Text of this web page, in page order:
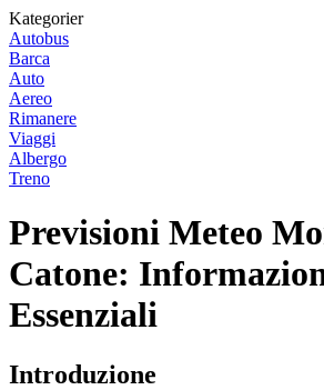
Kategorier
Autobus
Barca
Auto
Aereo
Rimanere
Viaggi
Albergo
Treno
Previsioni Meteo
Catone:
Essenziali
Introduzione